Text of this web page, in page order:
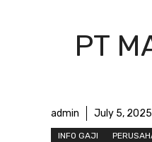
PT
admin July 5, 2025
INFO GAJI